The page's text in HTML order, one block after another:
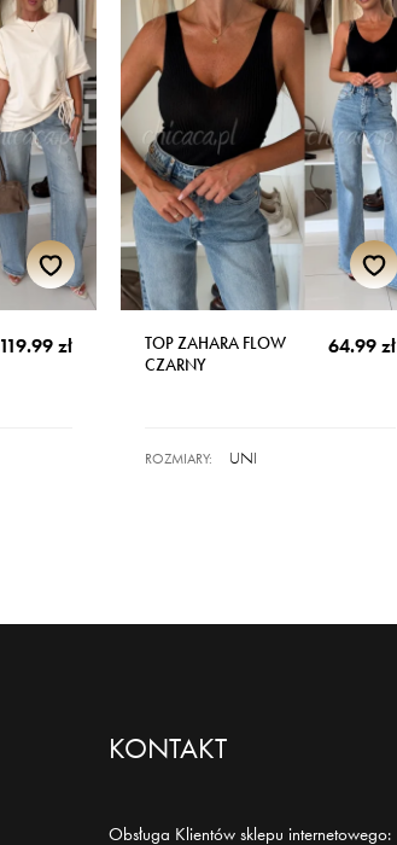
119.99 zł
TOP ZAHARA FLOW
CZARNY
64.99 zł
ROZMIARY: UNI
KONTAKT
Obsługa Klientów sklepu internetowego: